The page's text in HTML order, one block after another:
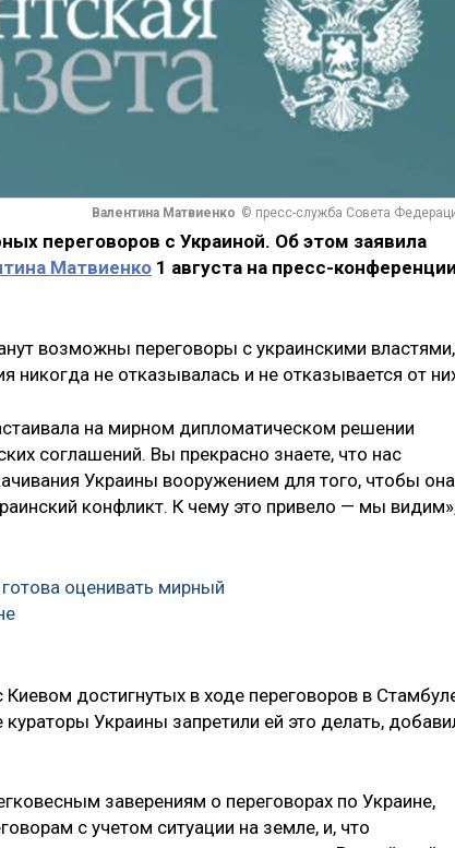
Валентина Матвиенко © пресс-служба Совета
переговоров с Украиной. Об этом заявила
Матвиенко 1 августа на пресс-
возможны переговоры с украинскими властями,
никогда не отказывалась и не отказывается от
на мирном дипломатическом решении
соглашений. Вы прекрасно знаете, что нас
Украины вооружением для того, чтобы она
конфликт. К чему это привело — мы
оценивать мирный
достигнутых в ходе переговоров в
Украины запретили ей это делать,
заверениям о переговорах по Украине,
с учетом ситуации на земле, и, что